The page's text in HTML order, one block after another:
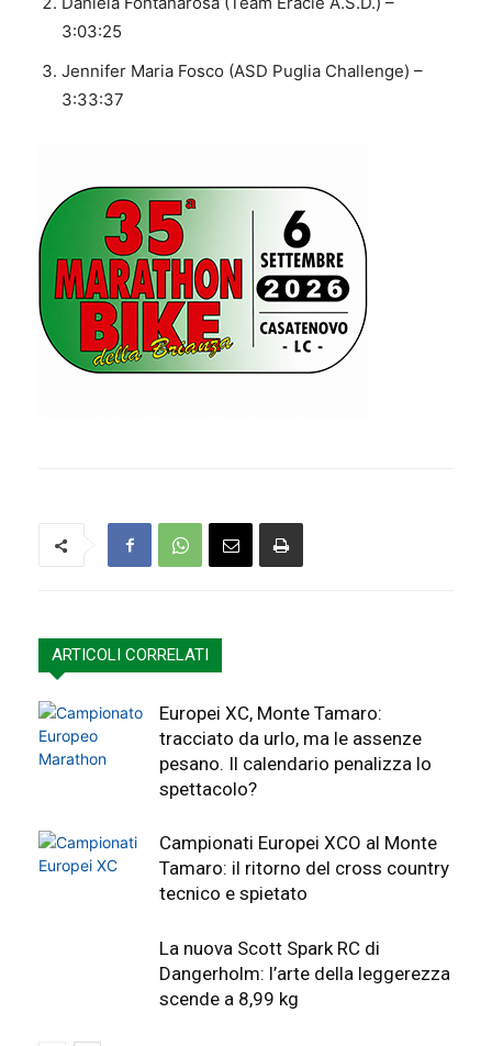
3:03:25
Jennifer Maria Fosco (ASD Puglia Challenge) –
3:33:37
ARTICOLI CORRELATI
Europei XC, Monte Tamaro:
tracciato da urlo, ma le assenze
pesano. Il calendario penalizza lo
spettacolo?
Campionati Europei XCO al Monte
Tamaro: il ritorno del cross country
tecnico e spietato
La nuova Scott Spark RC di
Dangerholm: l’arte della leggerezza
scende a 8,99 kg